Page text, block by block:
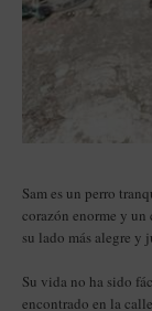
Sam es un perro
corazón enorme y
su lado más alegre y
Su vida no ha sido
encontrado en la